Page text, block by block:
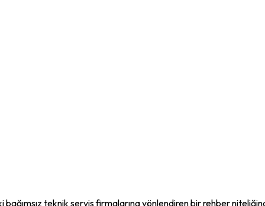
teknik servis firmalarına yönlendiren bir rehber